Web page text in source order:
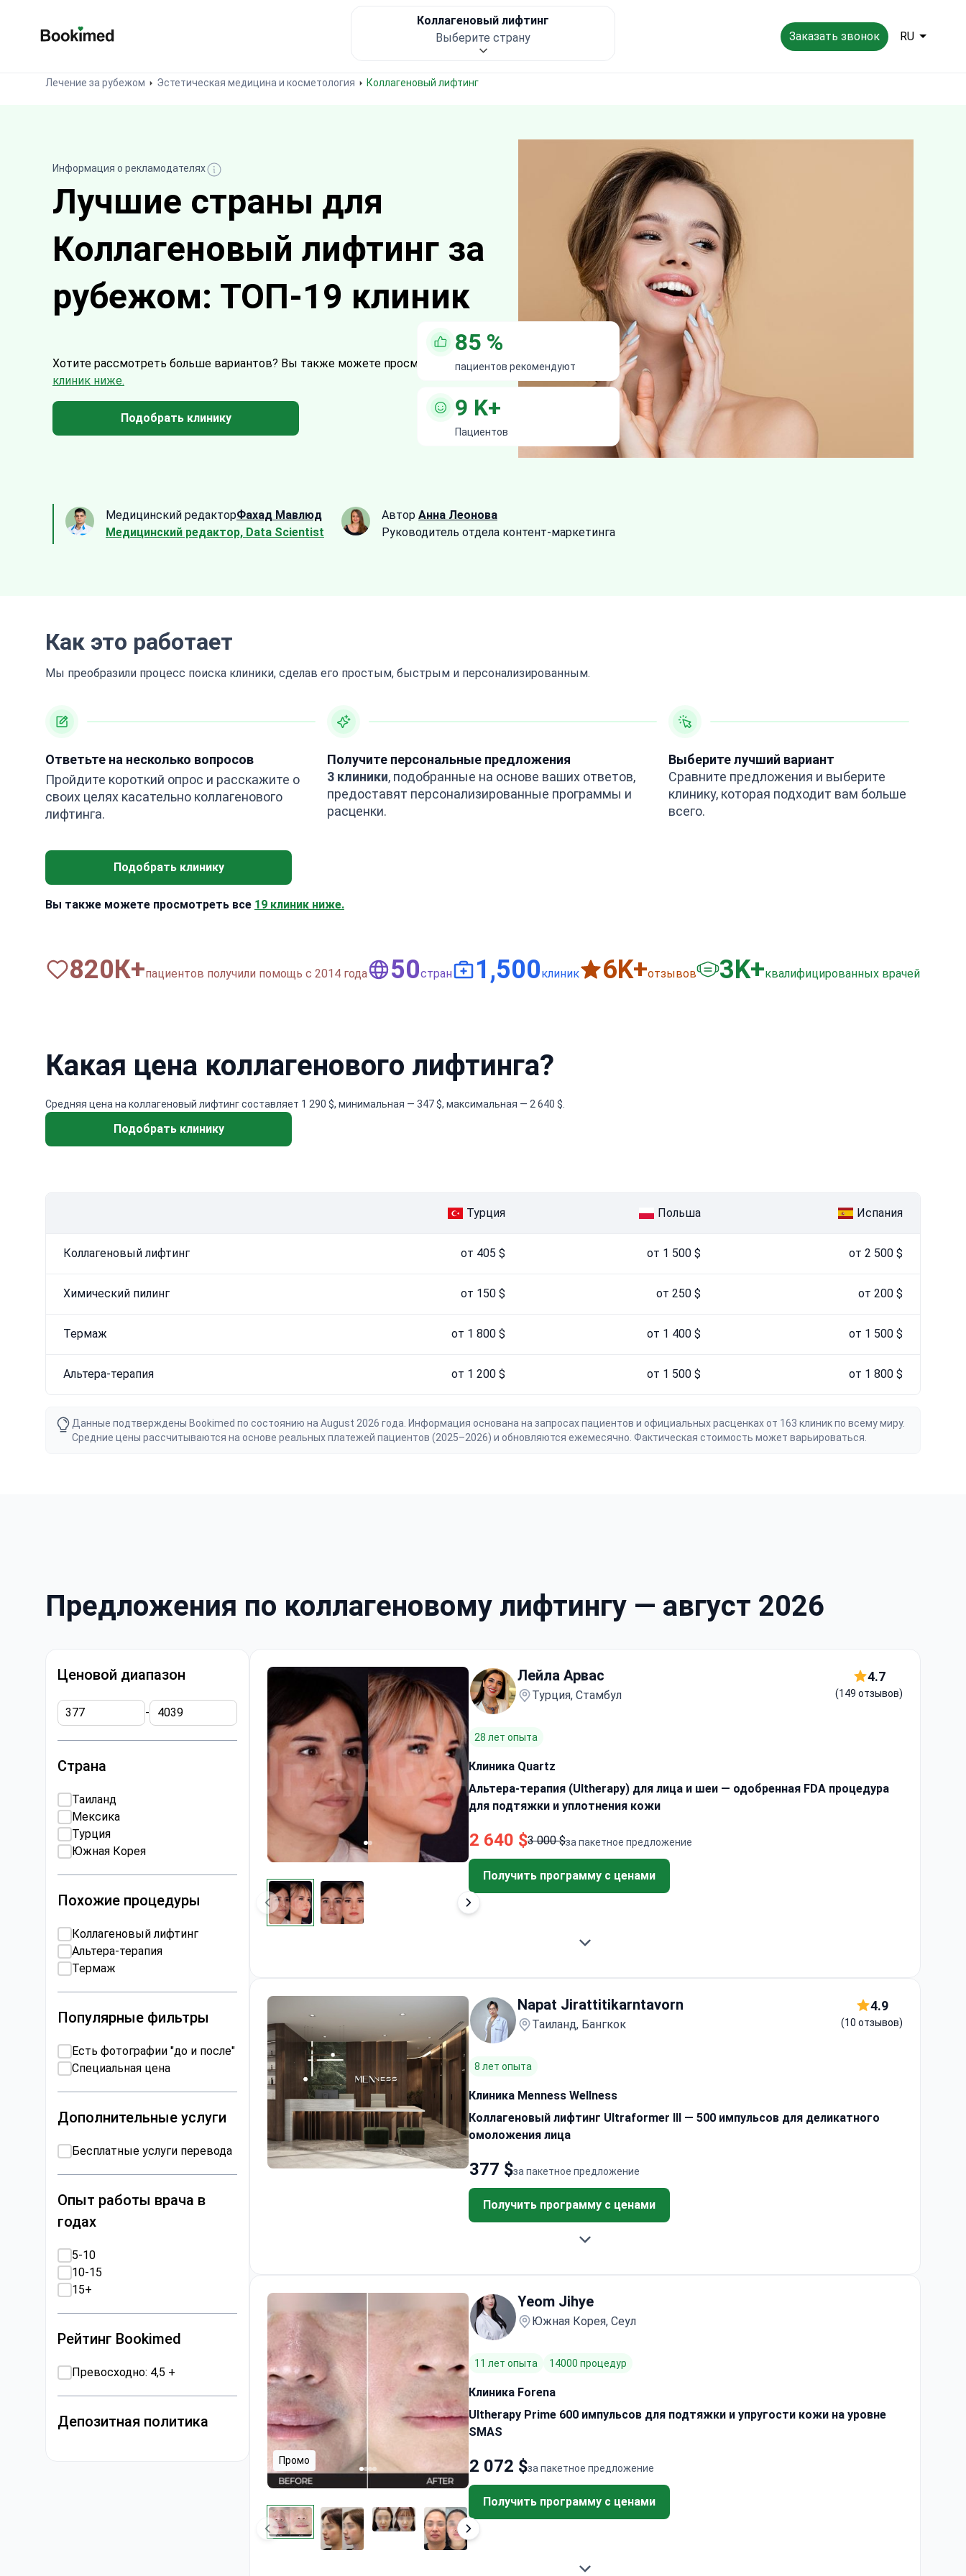
Заказать звонок RU
Лечение за рубежом Эстетическая медицина и косметология Коллагеновый лифтинг
Коллагеновый лифтинг
Выберите страну
Информация о рекламодателях
Лучшие страны для
Коллагеновый лифтинг за
рубежом: ТОП-19 клиник
Хотите рассмотреть больше вариантов? Вы также можете просмотреть все19
клиник ниже.
Подобрать клинику
85 %
пациентов рекомендуют
9 K+
Пациентов
Медицинский редакторФахад Мавлюд
Медицинский редактор, Data Scientist
Автор Анна Леонова
Руководитель отдела контент-маркетинга
Как это работает
Мы преобразили процесс поиска клиники, сделав его простым, быстрым и персонализированным.
Ответьте на несколько вопросов
Пройдите короткий опрос и расскажите о
своих целях касательно коллагенового
лифтинга.
Получите персональные предложения
3 клиники, подобранные на основе ваших ответов,
предоставят персонализированные программы и
расценки.
Выберите лучший вариант
Сравните предложения и выберите
клинику, которая подходит вам больше
всего.
Подобрать клинику
Вы также можете просмотреть все 19 клиник ниже.
820К+пациентов получили помощь с 2014 года 50стран 1,500клиник 6K+отзывов 3K+квалифицированных врачей
Какая цена коллагенового лифтинга?
Средняя цена на коллагеновый лифтинг составляет 1 290 $, минимальная — 347 $, максимальная — 2 640 $.
Подобрать клинику
Турция Польша Испания
Коллагеновый лифтинг от 405 $ от 1 500 $ от 2 500 $
Химический пилинг от 150 $ от 250 $ от 200 $
Термаж от 1 800 $ от 1 400 $ от 1 500 $
Альтера-терапия от 1 200 $ от 1 500 $ от 1 800 $
Данные подтверждены Bookimed по состоянию на August 2026 года. Информация основана на запросах пациентов и официальных расценках от 163 клиник по всему миру.
Средние цены рассчитываются на основе реальных платежей пациентов (2025–2026) и обновляются ежемесячно. Фактическая стоимость может варьироваться.
Предложения по коллагеновому лифтингу — август 2026
Ценовой диапазон
-
Страна
Таиланд
Мексика
Турция
Южная Корея
Похожие процедуры
Коллагеновый лифтинг
Альтера-терапия
Термаж
Популярные фильтры
Есть фотографии "до и после"
Специальная цена
Дополнительные услуги
Бесплатные услуги перевода
Опыт работы врача в
годах
5-10
10-15
15+
Рейтинг Bookimed
Превосходно: 4,5 +
Депозитная политика
Лейла Арвас
Турция, Стамбул
4.7
(149 отзывов)
28 лет опыта
Клиника Quartz
Альтера-терапия (Ultherapy) для лица и шеи — одобренная FDA процедура
для подтяжки и уплотнения кожи
за пакетное предложение
3 000 $
2 640 $
Получить программу с ценами
Napat Jirattitikarntavorn
Таиланд, Бангкок
4.9
(10 отзывов)
8 лет опыта
Клиника Menness Wellness
Коллагеновый лифтинг Ultraformer III — 500 импульсов для деликатного
омоложения лица
за пакетное предложение
377 $
Получить программу с ценами
Промо
Yeom Jihye
Южная Корея, Сеул
11 лет опыта 14000 процедур
Клиника Forena
Ultherapy Prime 600 импульсов для подтяжки и упругости кожи на уровне
SMAS
за пакетное предложение
2 072 $
Получить программу с ценами